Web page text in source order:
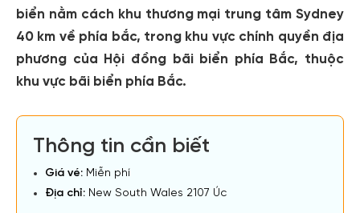
biển nằm cách khu thương mại trung tâm Sydney
40 km về phía bắc, trong khu vực chính quyền địa
phương của Hội đồng bãi biển phía Bắc, thuộc
khu vực bãi biển phía Bắc.
Thông tin cần biết
Giá vé: Miễn phí
Địa chỉ: New South Wales 2107 Úc